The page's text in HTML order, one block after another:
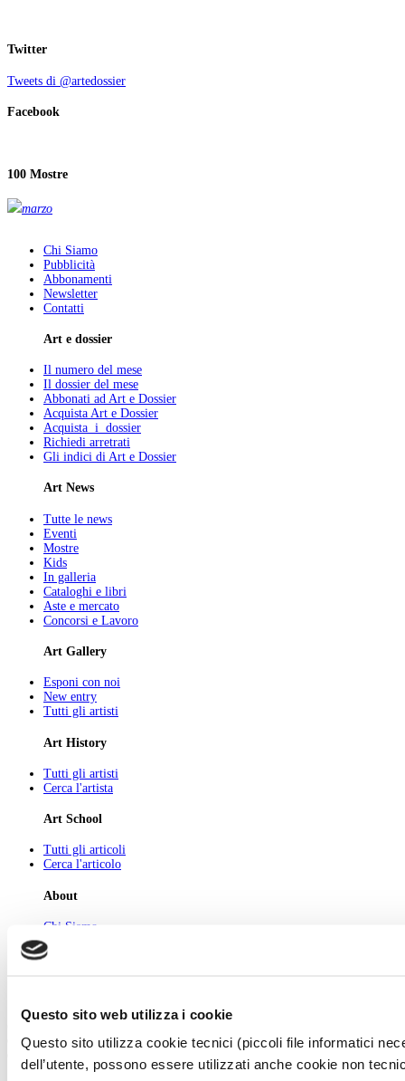
Questo sito web utilizza i cookie
Questo sito utilizza cookie tecnici (piccoli file informatici
dell’utente, possono essere utilizzati anche cookie non
Twitter
Tweets di @artedossier
Facebook
100 Mostre
marzo
Chi Siamo
Pubblicità
Abbonamenti
Newsletter
Contatti
Art e dossier
Il numero del mese
Il dossier del mese
Abbonati ad Art e Dossier
Acquista Art e Dossier
Acquista i dossier
Richiedi arretrati
Gli indici di Art e Dossier
Art News
Tutte le news
Eventi
Mostre
Kids
In galleria
Cataloghi e libri
Aste e mercato
Concorsi e Lavoro
Art Gallery
Esponi con noi
New entry
Tutti gli artisti
Art History
Tutti gli artisti
Cerca l'artista
Art School
Tutti gli articoli
Cerca l'articolo
About
Chi Siamo
Pubblicità
Newsletter
Codice fiscale e numero d'iscrizione al Registro Imprese di Milano - 80009810484